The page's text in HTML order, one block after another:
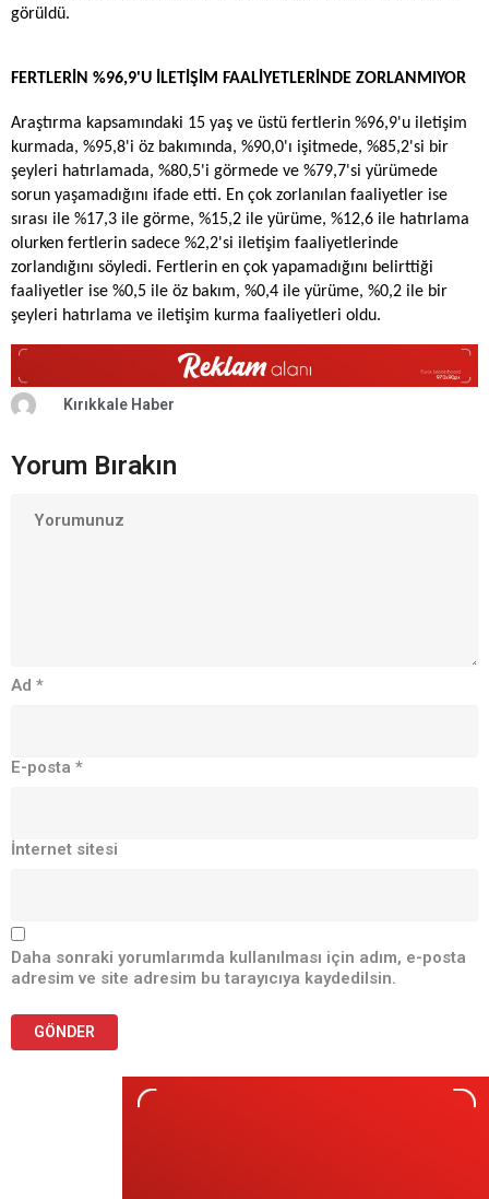
görüldü.
FERTLERİN %96,9'U İLETİŞİM FAALİYETLERİNDE ZORLANMIYOR
Araştırma kapsamındaki 15 yaş ve üstü fertlerin %96,9'u iletişim
kurmada, %95,8'i öz bakımında, %90,0'ı işitmede, %85,2'si bir
şeyleri hatırlamada, %80,5'i görmede ve %79,7'si yürümede
sorun yaşamadığını ifade etti. En çok zorlanılan faaliyetler ise
sırası ile %17,3 ile görme, %15,2 ile yürüme, %12,6 ile hatırlama
olurken fertlerin sadece %2,2'si iletişim faaliyetlerinde
zorlandığını söyledi. Fertlerin en çok yapamadığını belirttiği
faaliyetler ise %0,5 ile öz bakım, %0,4 ile yürüme, %0,2 ile bir
şeyleri hatırlama ve iletişim kurma faaliyetleri oldu.
Kırıkkale Haber
Yorum Bırakın
Ad *
E-posta *
İnternet sitesi
Daha sonraki yorumlarımda kullanılması için adım, e-posta
adresim ve site adresim bu tarayıcıya kaydedilsin.